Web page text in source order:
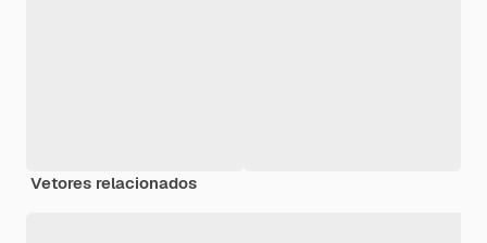
Vetores relacionados